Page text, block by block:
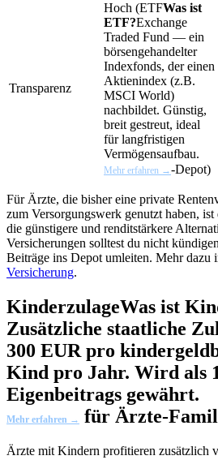
Transparenz
Hoch (ETFWas ist
ETF?Exchange
Traded Fund — ein
börsengehandelter
Indexfonds, der einen
Aktienindex (z.B.
MSCI World)
nachbildet. Günstig,
breit gestreut, ideal
für langfristigen
Vermögensaufbau.
Mehr erfahren →-Depot)
Für Ärzte, die bisher eine private
zum Versorgungswerk genutzt haben,
die günstigere und renditstärkere
Versicherungen solltest du nicht
Beiträge ins Depot umleiten. Mehr dazu
Versicherung.
KinderzulageWas ist
Zusätzliche staatliche
300 EUR pro
Kind pro Jahr. Wird als
Eigenbeitrags gewährt.
Mehr erfahren → für Ärzte-
Ärzte mit Kindern profitieren zusätzlich